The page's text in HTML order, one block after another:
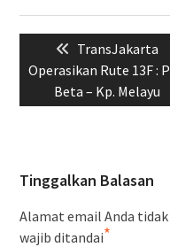
Previous
post:
TransJakarta
Operasikan Rute 13F :
Beta – Kp. Melayu
Tinggalkan Balasan
Alamat email Anda
wajib ditandai*